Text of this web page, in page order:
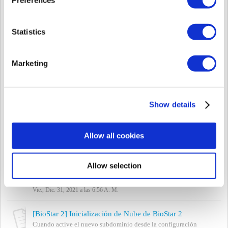
Statistics
Marketing
Show details
Allow all cookies
Allow selection
[BioStar 2] Cómo resolver el problema de congelación de BioStar 2
Problema Hay un problema de lentitud o congelamiento si esta
Vie., Dic. 31, 2021 a las 7:24 A. M.
[BioStar 2] Cómo reactivar la licencia de BioStar 2
Suprema requiere el comprobante de compra de la licencia de
[BioStar 2] No puedo acceder a BioStar 2 Cloud
Para acceder a BioStar 2 Cloud, ngrok.exe debe estar ejecutándose
en el PC de Servidor de BioStar 2. Si tiene el siguiente mensaje de
error mientras int...
Vie., Dic. 31, 2021 a las 6:56 A. M.
[BioStar 2] Inicialización de Nube de BioStar 2
Cuando active el nuevo subdominio desde la configuración